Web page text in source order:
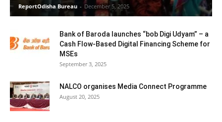
ReportOdisha Bureau - December 5, 2025
Bank of Baroda launches “bob Digi Udyam” – a
Cash Flow-Based Digital Financing Scheme for
MSEs
September 3, 2025
NALCO organises Media Connect Programme
August 20, 2025